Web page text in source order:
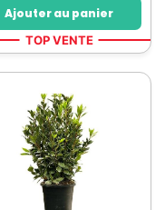
Ajouter au panier
TOP VENTE